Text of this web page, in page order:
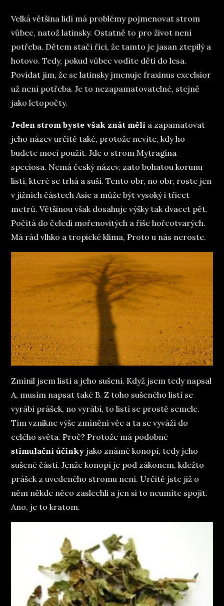
Velká většina lidí má problémy pojmenovat strom
vůbec, natož latinsky. Ostatně to pro život není
potřeba. Dětem stačí říci, že tamto je jasan ztepilý a
hotovo. Tedy, pokud vůbec vodíte děti do lesa.
Povídat jim, že se latinsky jmenuje fraxinus excelsior
už není potřeba. Je to nezapamatovatelné, stejně
jako letopočty.
Jeden strom byste však znát měli a zapamatovat
jeho název určitě také, protože nevíte, kdy ho
budete moci použít. Jde o strom Mytragina
speciosa. Nemá český název, zato bohatou korunu
listí, které se trhá a suší. Tento obr, no obr, roste jen
v jižních částech Asie a může být vysoký i třicet
metrů. Většinou však dosahuje výšky tak dvacet pět.
Počítá do čeledi mořenovitých a říše hořcotvarých.
Má rád vlhko a tropické klima, Proto u nás neroste.
Zmínil jsem listí a jeho sušení. Když jsem tedy napsal
A, musím napsat také B. Z toho sušeného listí se
vyrábí prášek, no vyrábí, to listí se prostě semele.
Tím vznikne výše zmínění věc a ta se vyváží do
celého světa. Proč? Protože má podobné
stimulační účinky jako známé konopí, tedy jeho
sušené části. Jenže konopí je pod zákonem, kdežto
prášek z uvedeného stromu není. Určitě jste již o
něm někde něco zaslechli a jen si to neumíte spojit.
Ano, je to kratom.